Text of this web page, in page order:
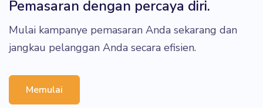
Pemasaran dengan percaya diri.
Mulai kampanye pemasaran Anda sekarang dan
jangkau pelanggan Anda secara efisien.
Memulai